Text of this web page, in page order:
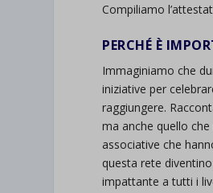
Compiliamo
PERCHÉ È
Immaginiamo che
iniziative per
raggiungere.
ma anche quello
associative che
questa rete
impattante a tutti i